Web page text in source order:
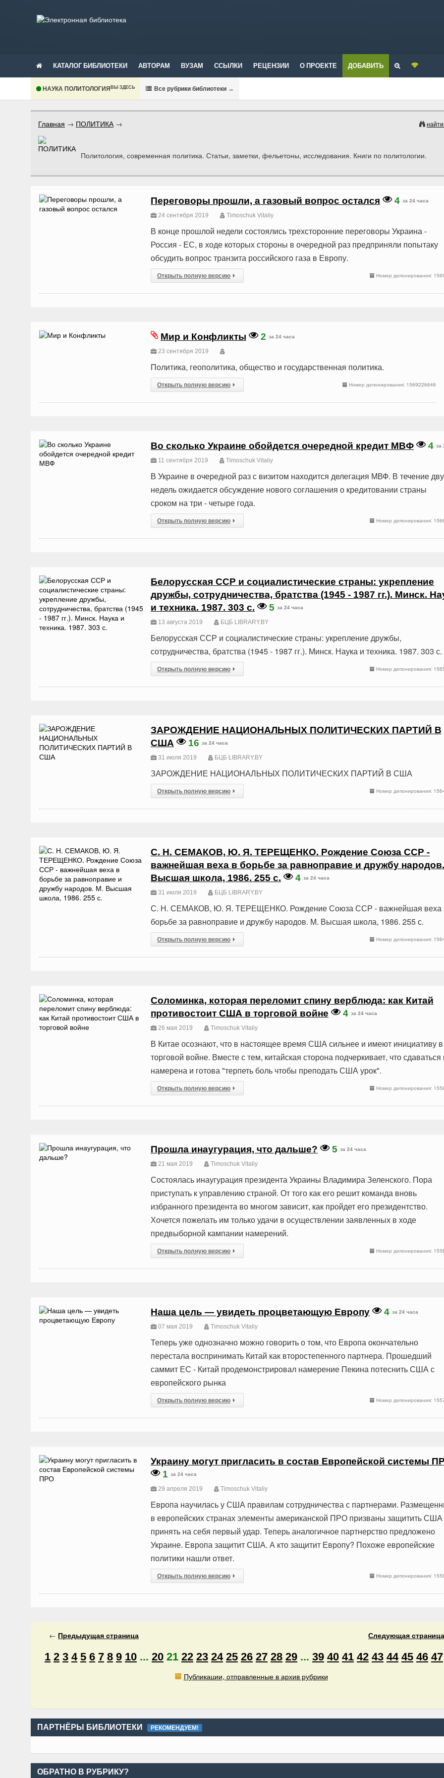
КАТАЛОГ БИБЛИОТЕКИ АВТОРАМ ВУЗАМ ССЫЛКИ РЕЦЕНЗИИ О ПРОЕКТЕ ДОБАВИТЬ
НАУКА ПОЛИТОЛОГИЯВЫ ЗДЕСЬ Все рубрики библиотеки →
Главная → ПОЛИТИКА→
Политология, современная политика. Статьи, заметки, фельетоны, исследования. Книги по политологии.
Переговоры прошли, а газовый вопрос остался 4 за 24 часа
24 сентября 2019 Timoschuk Vitaliy
В конце прошлой недели состоялись трехсторонние переговоры Украина -
Россия - ЕС, в ходе которых стороны в очередной раз предприняли попытаку
обсудить вопрос транзита российского газа в Европу.
Номер депонирования:
Открыть полную версию
Мир и Конфликты 2 за 24 часа
23 сентября 2019
Политика, геополитика, общество и государственная политика.
Номер депонирования: 1569226646
Открыть полную версию
Во сколько Украине обойдется очередной кредит МВФ 4 за
11 сентября 2019 Timoschuk Vitaliy
В Украине в очередной раз с визитом находится делегация МВФ. В течение
недель ожидается обсуждение нового соглашения о кредитовании страны
сроком на три - четыре года.
Номер депонирования:
Открыть полную версию
Белорусская ССР и социалистические страны: укрепление
дружбы, сотрудничества, братства (1945 - 1987 гг.). Минск.
и техника. 1987. 303 с.
5 за 24 часа
13 августа 2019 БЦБ LIBRARY.BY
Белорусская ССР и социалистические страны: укрепление дружбы,
сотрудничества, братства (1945 - 1987 гг.). Минск. Наука и техника. 1987. 303 с.
Номер депонирования:
Открыть полную версию
ЗАРОЖДЕНИЕ НАЦИОНАЛЬНЫХ ПОЛИТИЧЕСКИХ ПАРТИЙ В
США
16 за 24 часа
31 июля 2019 БЦБ LIBRARY.BY
ЗАРОЖДЕНИЕ НАЦИОНАЛЬНЫХ ПОЛИТИЧЕСКИХ ПАРТИЙ В США
Номер депонирования:
Открыть полную версию
С. Н. СЕМАКОВ, Ю. Я. ТЕРЕЩЕНКО. Рождение Союза ССР -
важнейшая веха в борьбе за равноправие и дружбу
Высшая школа, 1986. 255 с.
4 за 24 часа
31 июля 2019 БЦБ LIBRARY.BY
С. Н. СЕМАКОВ, Ю. Я. ТЕРЕЩЕНКО. Рождение Союза ССР - важнейшая веха
борьбе за равноправие и дружбу народов. М. Высшая школа, 1986. 255 с.
Номер депонирования:
Открыть полную версию
Соломинка, которая переломит спину верблюда: как Китай
противостоит США в торговой войне
4 за 24 часа
26 мая 2019 Timoschuk Vitaliy
В Китае осознают, что в настоящее время США сильнее и имеют инициативу в
торговой войне. Вместе с тем, китайская сторона подчеркивает, что сдаваться
намерена и готова "терпеть боль чтобы преподать США урок".
Номер депонирования:
Открыть полную версию
Прошла инаугурация, что дальше? 5 за 24 часа
21 мая 2019 Timoschuk Vitaliy
Состоялась инаугурация президента Украины Владимира Зеленского. Пора
приступать к управлению страной. От того как его решит команда вновь
избранного президента во многом зависит, как пройдет его президентство.
Хочется пожелать им только удачи в осуществлении заявленных в ходе
предвыборной кампании намерений.
Номер депонирования:
Открыть полную версию
Наша цель — увидеть процветающую Европу 4 за 24 часа
07 мая 2019 Timoschuk Vitaliy
Теперь уже однозначно можно говорить о том, что Европа окончательно
перестала воспринимать Китай как второстепенного партнера. Прошедший
саммит ЕС - Китай продемонстрировал намерение Пекина потеснить США с
европейского рынка
Номер депонирования:
Открыть полную версию
Украину могут пригласить в состав Европейской системы
1 за 24 часа
29 апреля 2019 Timoschuk Vitaliy
Европа научилась у США правилам сотрудничества с партнерами.
в европейских странах элементы американской ПРО призваны защитить США
принять на себя первый удар. Теперь аналогичное партнерство предложено
Украине. Европа защитит США. А кто защитит Европу? Похоже европейские
политики нашли ответ.
Номер депонирования:
Открыть полную версию
← Предыдущая страница Следующая страница
1 2 3 4 5 6 7 8 9 10 ... 20 21 22 23 24 25 26 27 28 29 ... 39 40 41 42 43 44 45 46 47
Публикации, отправленные в архив рубрики
ПАРТНЁРЫ БИБЛИОТЕКИ РЕКОМЕНДУЕМ!
ОБРАТНО В РУБРИКУ?